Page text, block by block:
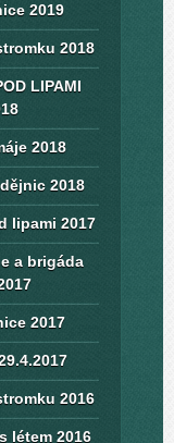
2019
2018
LIPAMI
2018
2018
lipami 2017
a brigáda
2017
2016
létem 2016